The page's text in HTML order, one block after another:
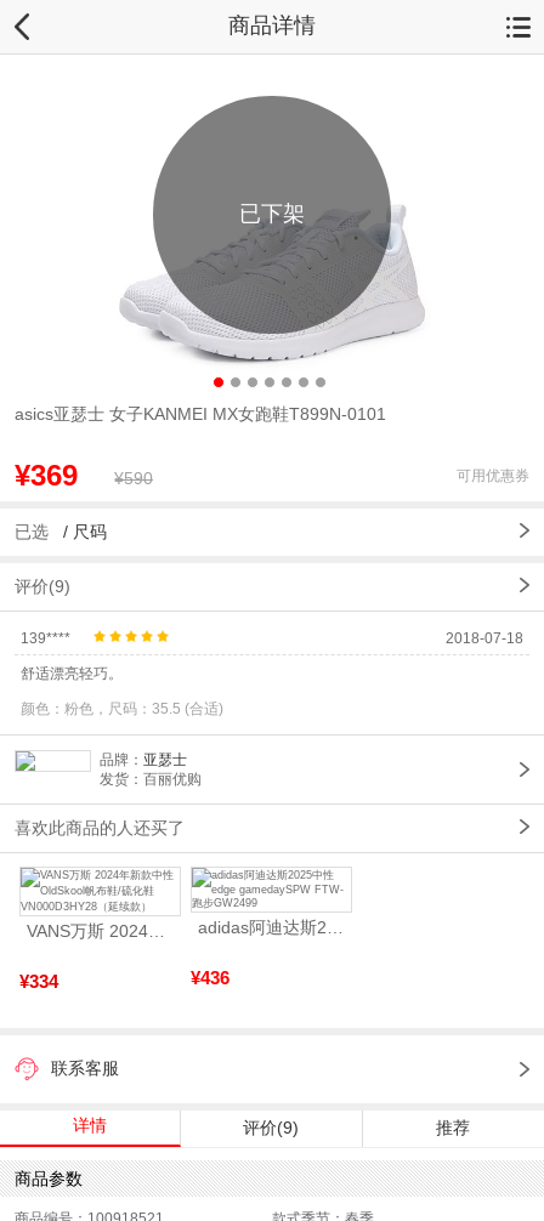
商品详情
已下架
asics亚瑟士 女子KANMEI MX女跑鞋T899N-0101
¥369 ¥590 可用优惠券
已选 / 尺码
评价(9)
139**** 2018-07-18
舒适漂亮轻巧。
颜色：粉色，尺码：35.5 (合适)
品牌： 亚瑟士
发货：百丽优购
喜欢此商品的人还买了
VANS万斯 2024年新款中性OldSkool帆布鞋/硫化鞋VN000D3HY28（延续款）
¥334 ¥436
联系客服
详情 评价(9) 推荐
商品参数